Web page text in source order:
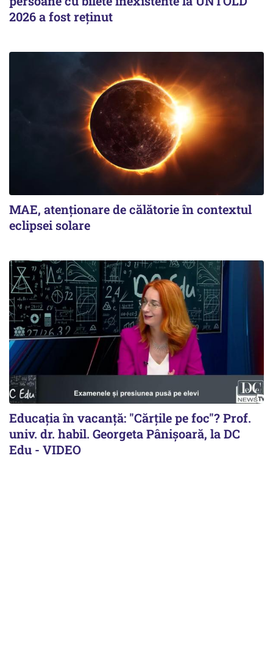
2026 a fost reținut
MAE, atenționare de călătorie în contextul
eclipsei solare
Educația în vacanță: "Cărțile pe foc"? Prof.
univ. dr. habil. Georgeta Pânișoară, la DC
Edu - VIDEO